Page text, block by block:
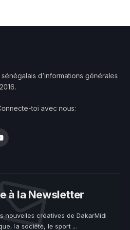
d’informations générales
toi avec nous:
à la Newsletter
nouvelles créatives de DakarMidi
la société, le sport ...